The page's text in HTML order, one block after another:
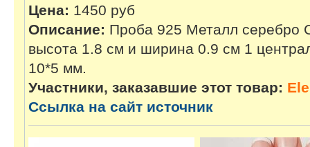
Цена: 1450 руб
Описание: Проба 925 Металл серебро
высота 1.8 см и ширина 0.9 см 1
10*5 мм.
Участники, заказавшие этот товар:
Ссылка на сайт источник